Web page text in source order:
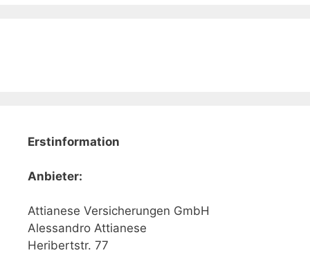
Erstinformation
Anbieter:
Attianese Versicherungen GmbH
Alessandro Attianese
Heribertstr. 77